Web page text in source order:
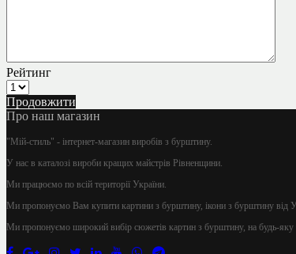
Рейтинг
Продовжити
Про наш магазин
"Мій-стиль" - інтернет-магазин виробів з бурштину.
У нас в каталозі вироби кращих майстрів Рівненщини.
Ми працюємо по всій території України.
Ми пропонуємо Вам купити картини з бурштину, ікони з бурштину від
Ми пропонуємо широкий вибір сюжетів картин з бурштину, на будь-яку